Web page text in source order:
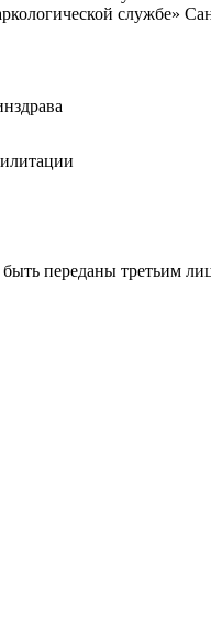
службе»
переданы третьим